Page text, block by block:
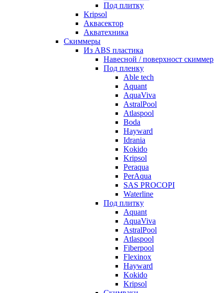
Под плитку
Kripsol
Аквасектор
Акватехника
Скиммеры
Из ABS пластика
Навесной / поверхност скиммер
Под пленку
Able tech
Aquant
AquaViva
AstralPool
Atlaspool
Boda
Hayward
Idrania
Kokido
Kripsol
Peraqua
PerAqua
SAS PROCOPI
Waterline
Под плитку
Aquant
AquaViva
AstralPool
Atlaspool
Fiberpool
Flexinox
Hayward
Kokido
Kripsol